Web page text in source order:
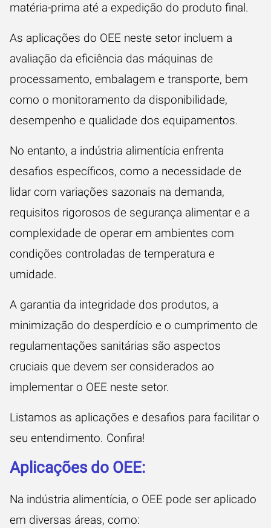
matéria-prima até a expedição do produto final.
As aplicações do OEE neste setor incluem a
avaliação da eficiência das máquinas de
processamento, embalagem e transporte, bem
como o monitoramento da disponibilidade,
desempenho e qualidade dos equipamentos.
No entanto, a indústria alimentícia enfrenta
desafios específicos, como a necessidade de
lidar com variações sazonais na demanda,
requisitos rigorosos de segurança alimentar e a
complexidade de operar em ambientes com
condições controladas de temperatura e
umidade.
A garantia da integridade dos produtos, a
minimização do desperdício e o cumprimento de
regulamentações sanitárias são aspectos
cruciais que devem ser considerados ao
implementar o OEE neste setor.
Listamos as aplicações e desafios para facilitar o
seu entendimento. Confira!
Aplicações do OEE:
Na indústria alimentícia, o OEE pode ser aplicado
em diversas áreas, como: